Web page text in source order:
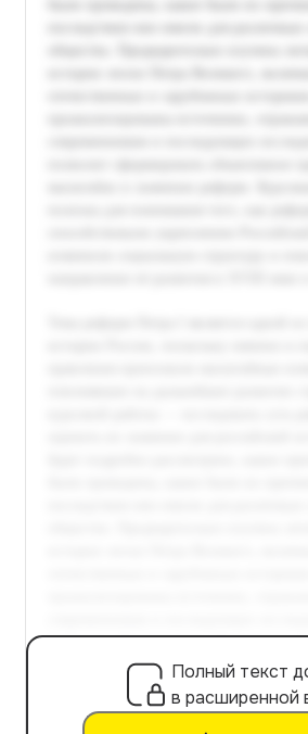
Полный текст
в расширенной